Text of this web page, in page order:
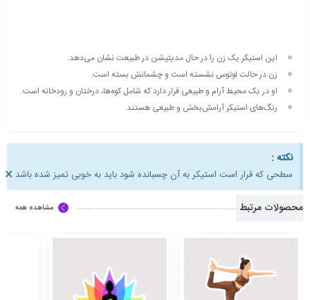
این استیکر یک زن را در حال مدیتیشن در طبیعت نشان می‌دهد.
زن در حالت لوتوس نشسته است و چشمانش بسته است.
او در یک محیط آرام و طبیعی قرار دارد که شامل کوه‌ها، درختان و رودخانه است.
رنگ‌های استیکر آرامش‌بخش و طبیعی هستند.
نکته :
سطحی که قرار است استیکر به آن چسبانده شود باید به خوبی تمیز شده باشد ×
محصولات مرتبط مشاهده همه